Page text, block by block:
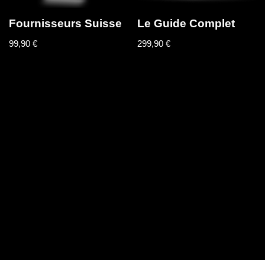
Fournisseurs Suisse
99,90 €
Le Guide Complet
299,90€